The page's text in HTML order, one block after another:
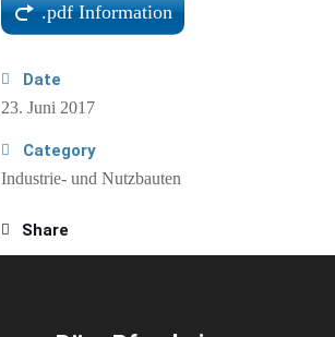
.pdf Information
Date
23. Juni 2017
Category
Industrie- und Nutzbauten
Share